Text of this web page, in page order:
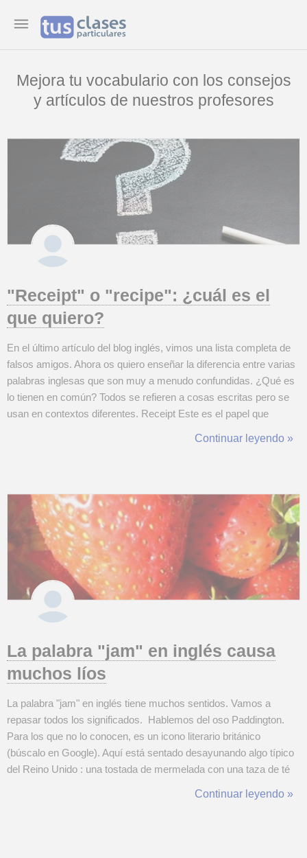
Mejora tu vocabulario con los consejos
y artículos de nuestros profesores
"Receipt" o "recipe": ¿cuál es el
que quiero?
En el último artículo del blog inglés, vimos una lista completa de
falsos amigos. Ahora os quiero enseñar la diferencia entre varias
palabras inglesas que son muy a menudo confundidas. ¿Qué es
lo tienen en común? Todos se refieren a cosas escritas pero se
usan en contextos diferentes. Receipt Este es el papel que
en una tienda. La mejor traducción es recibo, pero ¡ojo! Aunq...
Continuar leyendo »
La palabra "jam" en inglés causa
muchos líos
La palabra "jam" en inglés tiene muchos sentidos. Vamos a
repasar todos los significados. Hablemos del oso Paddington.
Para los que no lo conocen, es un icono literario británico
(búscalo en Google). Aquí está sentado desayunando algo típico
del Reino Unido : una tostada de mermelada con una taza de té
Continuar leyendo »